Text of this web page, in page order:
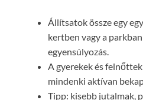
Állítsatok össze egy
kertben vagy a
egyensúlyozás.
A gyerekek és
mindenki aktívan
Tipp: kisebb jutalmak,